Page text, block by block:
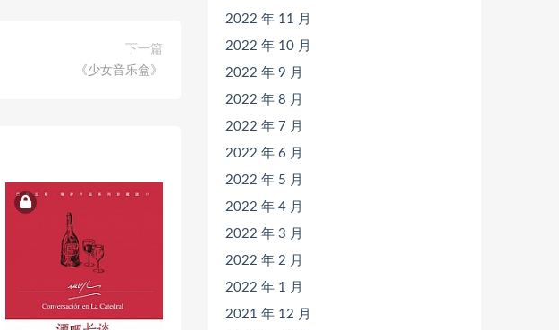
下一篇
《少女音乐盒》
2022 年 11 月
2022 年 10 月
2022 年 9 月
2022 年 8 月
2022 年 7 月
2022 年 6 月
2022 年 5 月
2022 年 4 月
2022 年 3 月
2022 年 2 月
2022 年 1 月
2021 年 12 月